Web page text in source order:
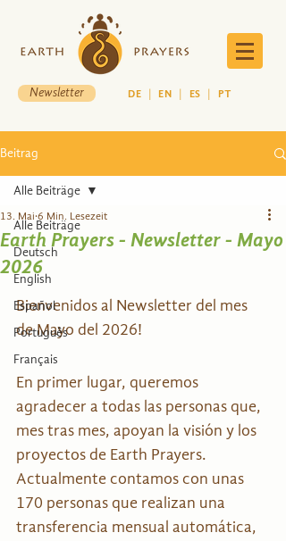
Newsletter DE |EN ES PT
Beitrag
Alle Beiträge
Deutsch
English
Español
Português
Français
Alle Beiträge
Earth Prayers - Newsletter - Mayo
2026
13. Mai 6 Min. Lesezeit
Bienvenidos al Newsletter del mes
de Mayo del 2026!
En primer lugar, queremos
agradecer a todas las personas que,
mes tras mes, apoyan la visión y los
proyectos de Earth Prayers.
Actualmente contamos con unas
170 personas que realizan una
transferencia mensual automática,